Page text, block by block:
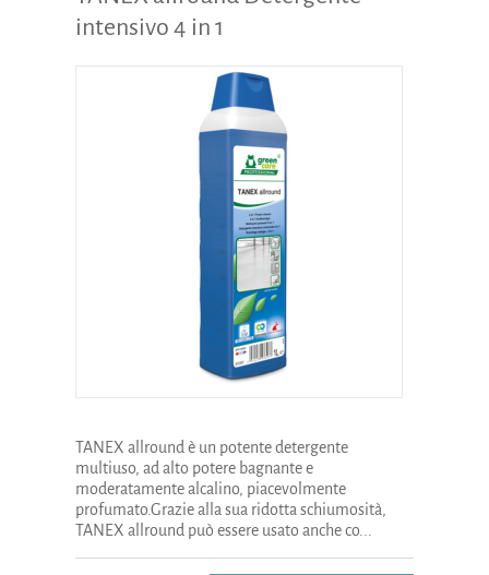
intensivo 4 in 1
TANEX allround è un potente detergente
multiuso, ad alto potere bagnante e
moderatamente alcalino, piacevolmente
profumato.Grazie alla sua ridotta schiumosità,
TANEX allround può essere usato anche co...